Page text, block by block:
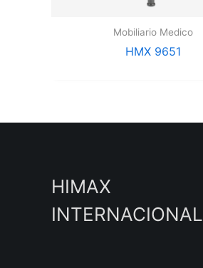
Mobiliario Medico
HMX 9651
HIMAX
INTERNACIONAL